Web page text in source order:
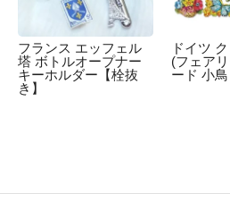
フランス エッフェル
塔 ボトルオープナー
キーホルダー【栓抜
き】
ドイツ
(フェア
ード 小鳥